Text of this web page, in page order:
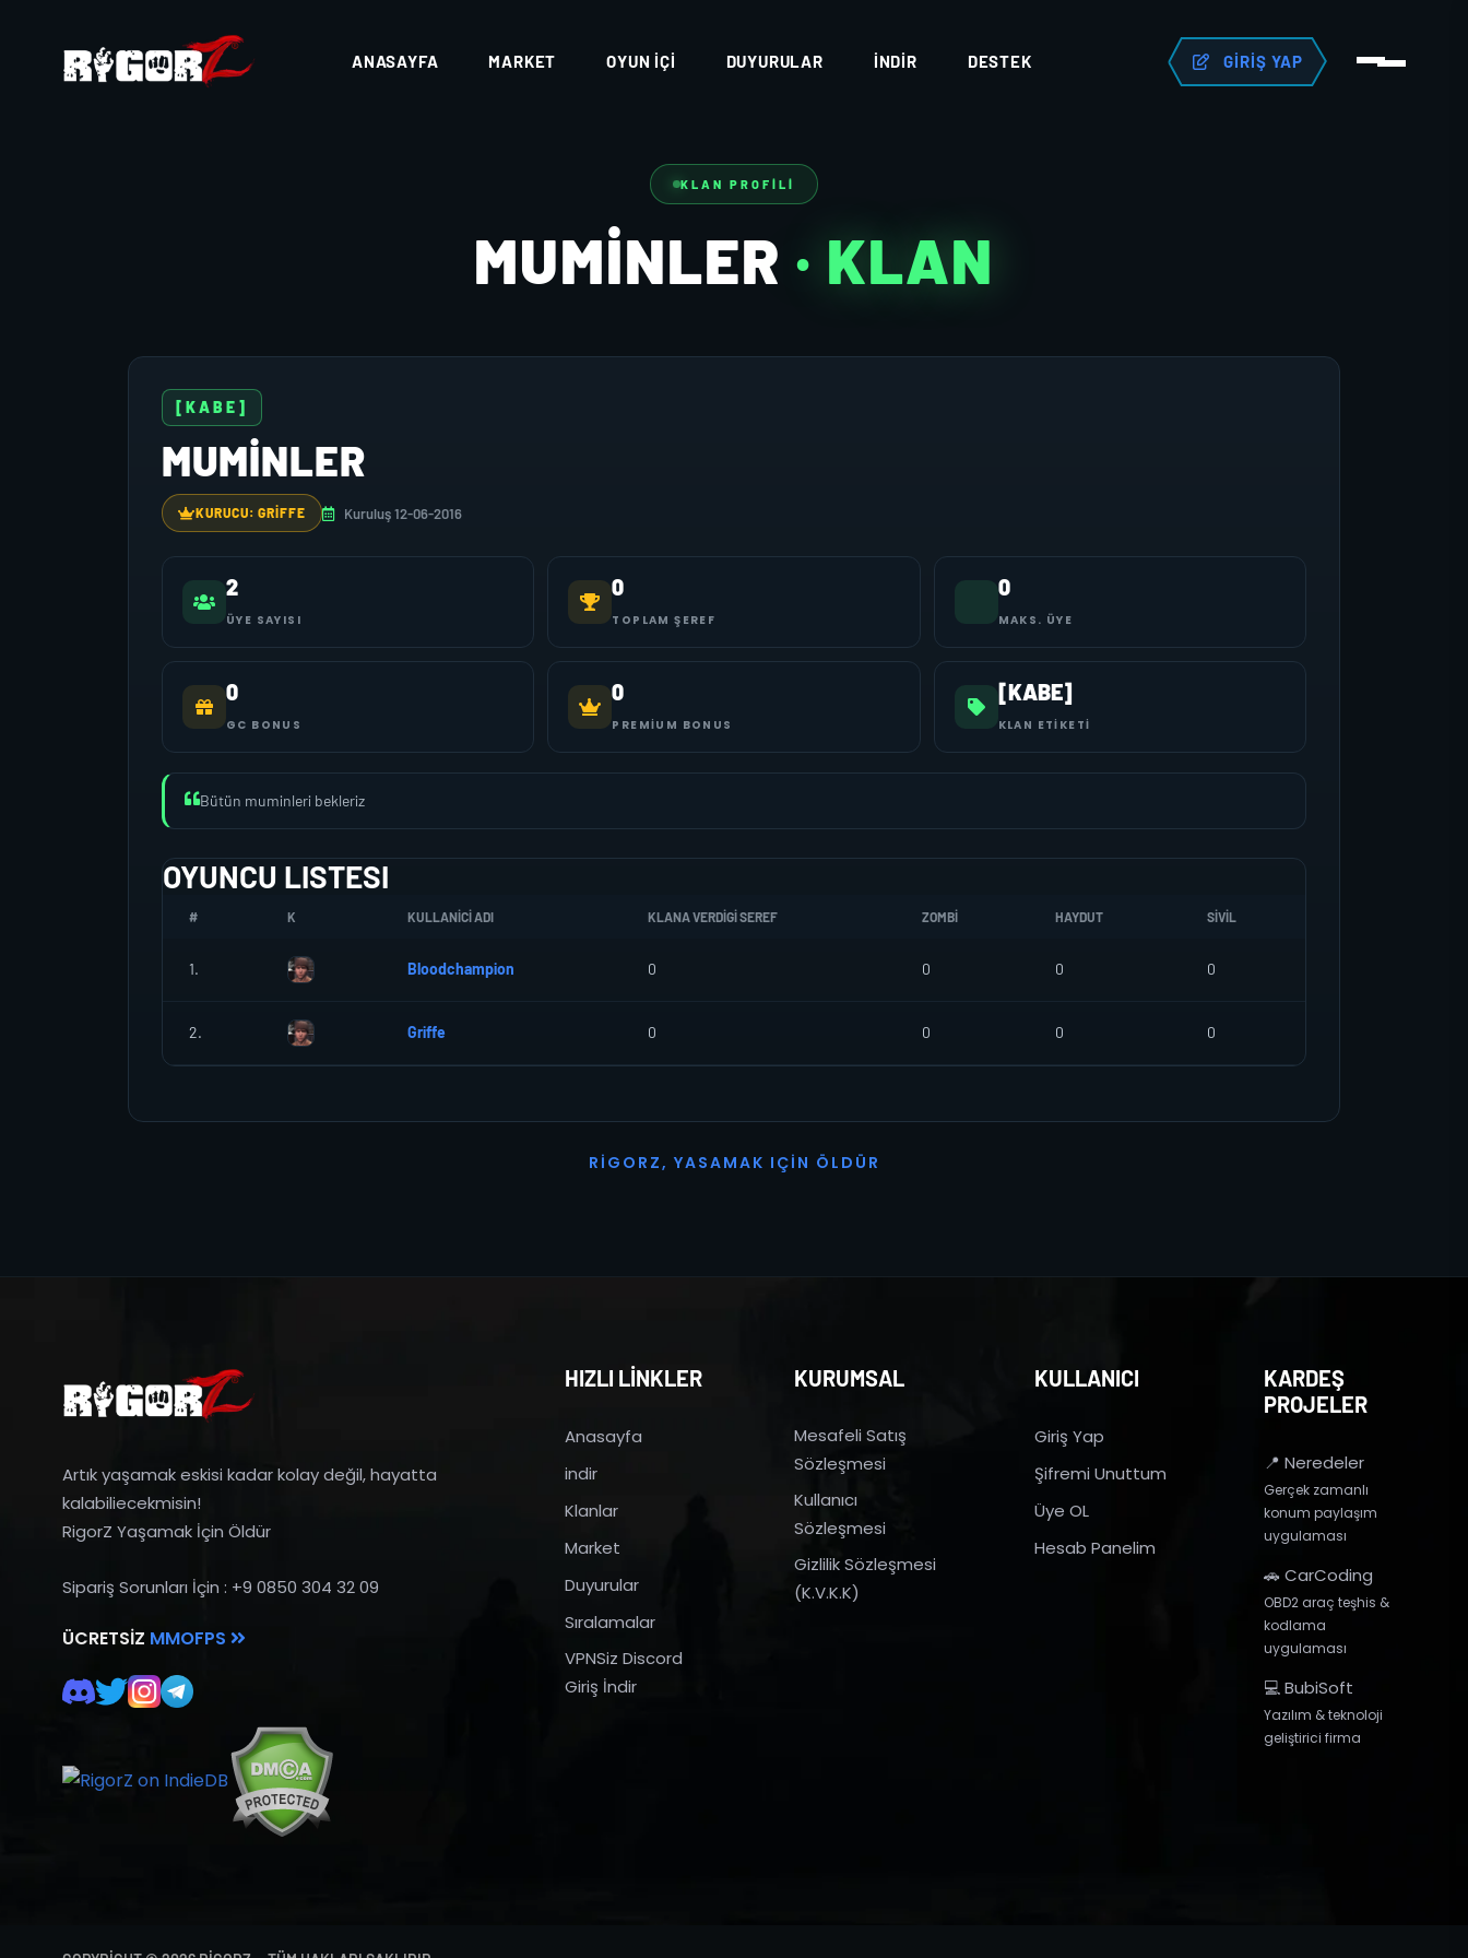
ANASAYFA MARKET OYUN İÇI DUYURULAR İNDIR DESTEK GIRIŞ YAP
KLAN PROFILI
MUMINLER · KLAN
[KABE]
MUMINLER
KURUCU: GRIFFE Kuruluş 12-06-2016
2
ÜYE SAYISI
0
TOPLAM ŞEREF
0
MAKS. ÜYE
0
GC BONUS
0
PREMIUM BONUS
[KABE]
KLAN ETIKETI
Bütün muminleri bekleriz
OYUNCU LISTESI
# K KULLANICI ADI KLANA VERDIGI SEREF ZOMBI HAYDUT SIVIL
1. Bloodchampion 0 0 0 0
2. Griffe 0 0 0 0
R I G O R Z, YASAMAK I ÇI N Ö L D Ü R
Artık yaşamak eskisi kadar kolay değil, hayatta
kalabiliecekmisin!
RigorZ Yaşamak İçin Öldür
Sipariş Sorunları İçin : +9 0850 304 32 09
ÜCRETSIZ MMOFPS
HIZLI LİNKLER
Anasayfa
indir
Klanlar
Market
Duyurular
Sıralamalar
VPNSiz Discord
Giriş İndir
KURUMSAL
Mesafeli Satış
Sözleşmesi
Kullanıcı
Sözleşmesi
Gizlilik Sözleşmesi
(K.V.K.K)
KULLANICI
Giriş Yap
Şifremi Unuttum
Üye OL
Hesab Panelim
KARDEŞ
PROJELER
📍 Neredeler
Gerçek zamanlı
konum paylaşım
uygulaması
🚗 CarCoding
OBD2 araç teşhis &
kodlama
uygulaması
💻 BubiSoft
Yazılım & teknoloji
geliştirici firma